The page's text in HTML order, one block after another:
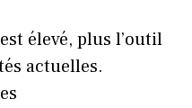
élevé, plus l’outil
actuelles.